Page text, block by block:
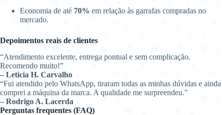
Economia de até 70% em relação às garrafas compradas no
mercado.
Depoimentos reais de clientes
“Atendimento excelente, entrega pontual e sem complicação.
Recomendo muito!”
– Leticia H. Carvalho
“Fui atendido pelo WhatsApp, tiraram todas as minhas dúvidas e ainda
comprei a máquina da marca. A qualidade me surpreendeu.”
– Rodrigo A. Lacerda
Perguntas frequentes (FAQ)